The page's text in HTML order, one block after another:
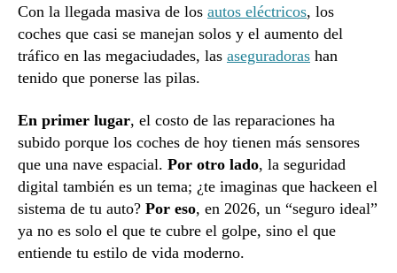
Con la llegada masiva de los autos eléctricos, los
coches que casi se manejan solos y el aumento del
tráfico en las megaciudades, las aseguradoras han
tenido que ponerse las pilas.
En primer lugar, el costo de las reparaciones ha
subido porque los coches de hoy tienen más sensores
que una nave espacial. Por otro lado, la seguridad
digital también es un tema; ¿te imaginas que hackeen el
sistema de tu auto? Por eso, en 2026, un “seguro ideal”
ya no es solo el que te cubre el golpe, sino el que
entiende tu estilo de vida moderno.